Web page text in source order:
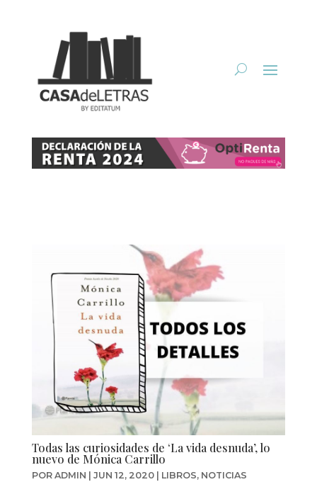
Todas las curiosidades de ‘La vida desnuda’, lo
nuevo de Mónica Carrillo
POR ADMIN JUN 12, 2020| LIBROS, NOTICIAS